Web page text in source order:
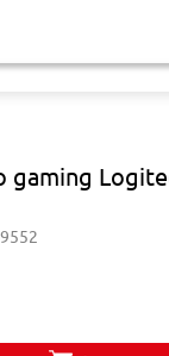
gaming